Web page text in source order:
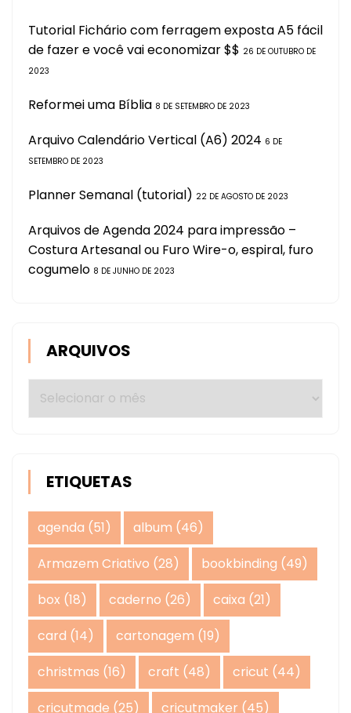
Tutorial Fichário com ferragem exposta A5 fácil
de fazer e você vai economizar $$ 26 DE OUTUBRO DE
2023
Reformei uma Bíblia 8 DE SETEMBRO DE 2023
Arquivo Calendário Vertical (A6) 2024 6 DE
SETEMBRO DE 2023
Planner Semanal (tutorial) 22 DE AGOSTO DE 2023
Arquivos de Agenda 2024 para impressão –
Costura Artesanal ou Furo Wire-o, espiral, furo
cogumelo 8 DE JUNHO DE 2023
ARQUIVOS
Arquivos
ETIQUETAS
agenda (51) album (46)
Armazem Criativo (28) bookbinding (49)
box (18) caderno (26) caixa (21)
card (14) cartonagem (19)
christmas (16) craft (48) cricut (44)
cricutmade (25) cricutmaker (45)